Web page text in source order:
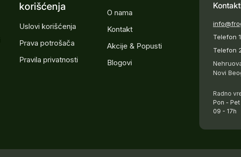
korišćenja
Uslovi korišćenja
Prava potrošača
Pravila privatnosti
O nama
Kontakt
Akcije & Popusti
Blogovi
Telefon
Telefon
Novi
Radno
Pon - Pet
09 - 17h